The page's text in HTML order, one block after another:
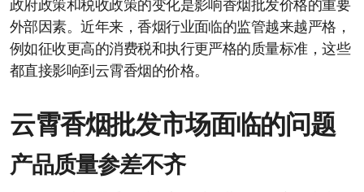
政府政策和税收政策的变化是影响香烟批发价格的重要
外部因素。近年来，香烟行业面临的监管越来越严格，
例如征收更高的消费税和执行更严格的质量标准，这些
都直接影响到云霄香烟的价格。
云霄香烟批发市场面临的问题
产品质量参差不齐